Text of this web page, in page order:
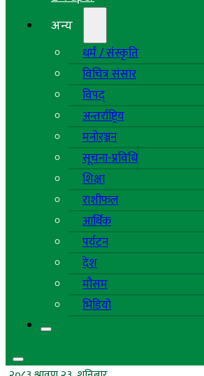
अन्य
धर्म / संस्कृति
विचित्र संसार
विपद्
अन्तर्राष्ट्रिय
मनोरञ्जन
सूचना-प्रविधि
शिक्षा
राशीफल
आर्थिक
पर्यटन
देश
मौसम
भिडियो